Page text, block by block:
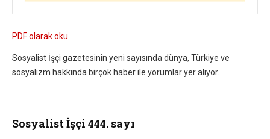
PDF olarak oku
Sosyalist İşçi gazetesinin yeni sayısında dünya, Türkiye ve
sosyalizm hakkında birçok haber ile yorumlar yer alıyor.
Sosyalist İşçi 444. sayı